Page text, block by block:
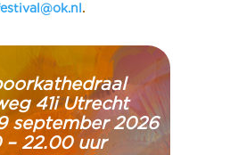
.
41i Utrecht
september 2026
– 22.00 uur